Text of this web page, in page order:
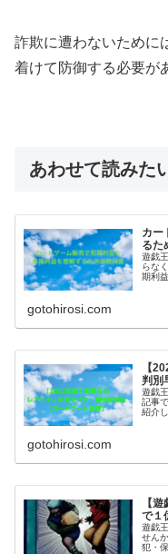
詐欺に遭わないために
着けて防御する必要が
あわせて読みた
カー
るた
遊戯
らな
期利
gotohirosi.com
【
判別
遊戯
記事
紹介
gotohirosi.com
【
で１
遊戯
せん
犯・